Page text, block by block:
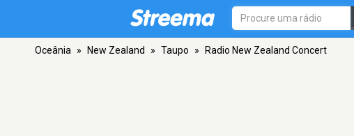
Oceânia » New Zealand » Taupo » Radio New Zealand Concert